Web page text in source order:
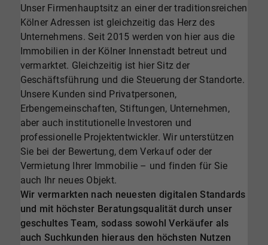
Unser Firmenhauptsitz an einer der traditionsreichen
Kölner Adressen ist gleichzeitig das Herz des
Unternehmens. Seit 2015 werden von hier aus die
Immobilien in der Kölner Innenstadt betreut und
vermarktet. Gleichzeitig ist hier Sitz der
Geschäftsführung und die Steuerung der Standorte.
Unsere Kunden sind Privatpersonen,
Erbengemeinschaften, Stiftungen, Unternehmen,
aber auch institutionelle Investoren und
professionelle Projektentwickler. Wir unterstützen
Sie bei der Bewertung, dem Verkauf oder der
Vermietung Ihrer Immobilie – und finden für Sie
auch Ihr neues Objekt.
Wir vermarkten nach neuesten digitalen Standards
und mit höchster Beratungsqualität durch unser
geschultes Team, sodass sowohl Verkäufer als
auch Suchkunden hieraus den höchsten Nutzen